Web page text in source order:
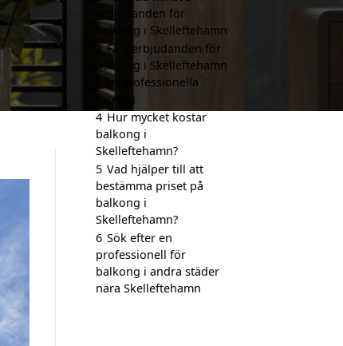
erbjudanden för
balkong i Skelleftehamn
3 Få 3 erbjudanden för
balkong i Skelleftehamn
från professionella
företag
4 Hur mycket kostar
balkong i
Skelleftehamn?
5 Vad hjälper till att
bestämma priset på
balkong i
Skelleftehamn?
6 Sök efter en
professionell för
balkong i andra städer
nära Skelleftehamn